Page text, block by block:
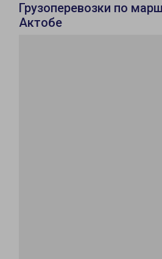
Грузоперевозки по
Актобе